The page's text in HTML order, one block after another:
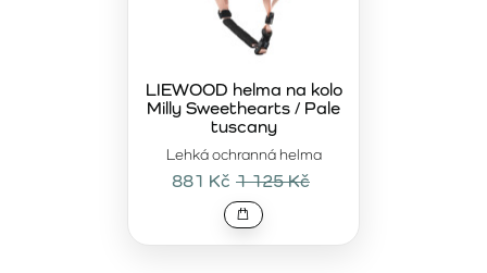
Lehká ochranná helma
LIEWOOD helma na kolo
Milly Sweethearts / Pale
tuscany
881 Kč 1 125 Kč